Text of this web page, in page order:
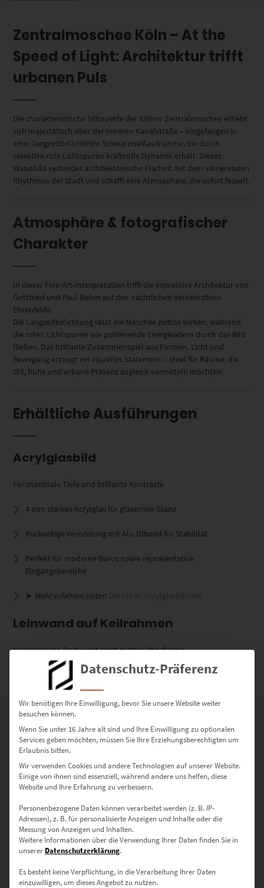
Zentralmoschee Köln – At the
Speed of Light: Architektur trifft
urbanen Puls
Die charakteristische Silhouette der Kölner Zentralmoschee erhebt
sich majestätisch über der Inneren Kanalstraße – eingefangen in
einer langzeitbelichteten Schwarzweißaufnahme, die durch
selektive rote Lichtspuren kraftvolle Dynamik erhält. Dieses
Wandbild verbindet architektonische Klarheit mit dem vibrierenden
Rhythmus der Stadt und schafft eine Atmosphäre, die sofort fesselt.
Atmosphäre & fotografischer
Charakter
In dieser Fine-Art-Interpretation trifft die expressive Architektur von
Gottfried und Paul Böhm auf den nächtlichen Verkehrsfluss
Ehrenfelds.
Die Langzeitbelichtung lässt die Moschee zeitlos wirken, während
die roten Lichtspuren wie pulsierende Energieadern durch das Bild
fließen. Das brillante Zusammenspiel aus Formen, Licht und
Bewegung erzeugt ein visuelles Statement – ideal für Räume, die
Stil, Ruhe und urbane Präsenz zugleich vermitteln möchten.
Erhältliche Ausführungen
Acrylglasbild
Für maximale Tiefe und brillante Kontraste
4 mm starkes Acrylglas für gläsernen Glanz
Rückseitige Veredelung mit Alu-Dibond für Stabilität
Perfekt für moderne Büros sowie repräsentative
Eingangsbereiche
➤ Mehr erfahren unter: Details zu Acrylglasbildern
Leinwand auf Keilrahmen
Künstlerische Textur mit sanft-matter Oberfläche
Aufgespannt auf hochwertigem Holzkeilrahmen
Natürlich wirkende Wiedergabe mit stilvollem Galeriecharakter
Ideal für Wohnräume oder kreative Arbeitsbereiche
➤Mehr erfahren unter
Poster – seidenmatter Premiumdruck
Flexibel, hochwertig und vielseitig einsetzbar
Feines, seidenmattes Papier mit klaren Tonwerten
Perfekt für dezente Akzente oder gerahmte Präsentationen
➤Mehr erfahren unter:Details zu Postern
Datenschutz-Präferenz
Wir benötigen Ihre Einwilligung, bevor Sie unsere Website weiter
besuchen können.
Wenn Sie unter 16 Jahre alt sind und Ihre Einwilligung zu optionalen
Services geben möchten, müssen Sie Ihre Erziehungsberechtigten um
Erlaubnis bitten.
Wir verwenden Cookies und andere Technologien auf unserer Website.
Einige von ihnen sind essenziell, während andere uns helfen, diese
Website und Ihre Erfahrung zu verbessern.
Personenbezogene Daten können verarbeitet werden (z. B. IP-
Adressen), z. B. für personalisierte Anzeigen und Inhalte oder die
Messung von Anzeigen und Inhalten.
Weitere Informationen über die Verwendung Ihrer Daten finden Sie in
unserer Datenschutzerklärung.
Es besteht keine Verpflichtung, in die Verarbeitung Ihrer Daten
einzuwilligen, um dieses Angebot zu nutzen.